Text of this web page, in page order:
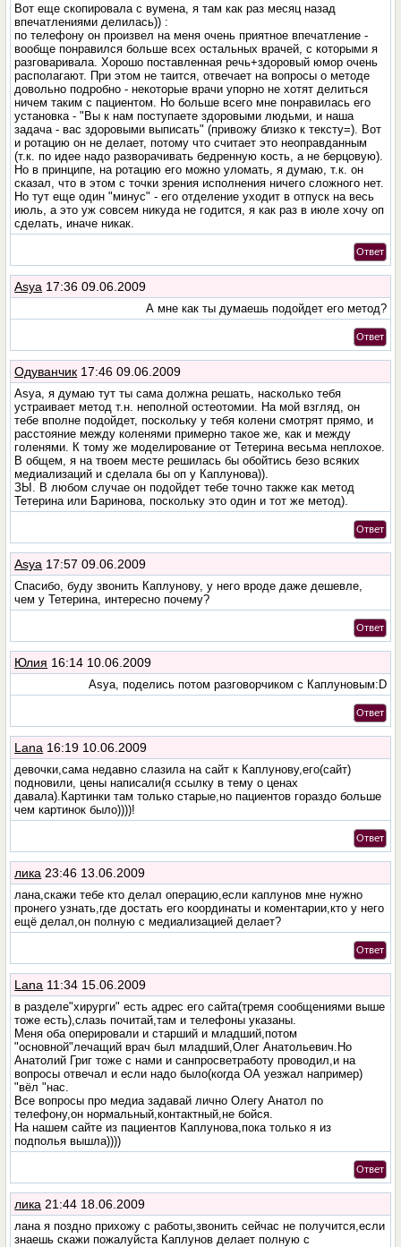
Вот еще скопировала с вумена, я там как раз месяц назад
впечатлениями делилась)) :
по телефону он произвел на меня очень приятное впечатление -
вообще понравился больше всех остальных врачей, с которыми я
разговаривала. Хорошо поставленная речь+здоровый юмор очень
располагают. При этом не таится, отвечает на вопросы о методе
довольно подробно - некоторые врачи упорно не хотят делиться
ничем таким с пациентом. Но больше всего мне понравилась его
установка - "Вы к нам поступаете здоровыми людьми, и наша
задача - вас здоровыми выписать" (привожу близко к тексту=). Вот
и ротацию он не делает, потому что считает это неоправданным
(т.к. по идее надо разворачивать бедренную кость, а не берцовую).
Но в принципе, на ротацию его можно уломать, я думаю, т.к. он
сказал, что в этом с точки зрения исполнения ничего сложного нет.
Но тут еще один "минус" - его отделение уходит в отпуск на весь
июль, а это уж совсем никуда не годится, я как раз в июле хочу оп
сделать, иначе никак.
Ответ
Asya 17:36 09.06.2009
А мне как ты думаешь подойдет его метод?
Ответ
Одуванчик 17:46 09.06.2009
Asya, я думаю тут ты сама должна решать, насколько тебя
устраивает метод т.н. неполной остеотомии. На мой взгляд, он
тебе вполне подойдет, поскольку у тебя колени смотрят прямо, и
расстояние между коленями примерно такое же, как и между
голенями. К тому же моделирование от Тетерина весьма неплохое.
В общем, я на твоем месте решилась бы обойтись безо всяких
медиализаций и сделала бы оп у Каплунова)).
ЗЫ. В любом случае он подойдет тебе точно также как метод
Тетерина или Баринова, поскольку это один и тот же метод).
Ответ
Asya 17:57 09.06.2009
Спасибо, буду звонить Каплунову, у него вроде даже дешевле,
чем у Тетерина, интересно почему?
Ответ
Юлия 16:14 10.06.2009
Asya, поделись потом разговорчиком с Каплуновым:D
Ответ
Lana 16:19 10.06.2009
девочки,сама недавно слазила на сайт к Каплунову,его(сайт)
подновили, цены написали(я ссылку в тему о ценах
давала).Картинки там только старые,но пациентов гораздо больше
чем картинок было))))!
Ответ
лика 23:46 13.06.2009
лана,скажи тебе кто делал операцию,если каплунов мне нужно
пронего узнать,где достать его координаты и коментарии,кто у него
ещё делал,он полную с медиализацией делает?
Ответ
Lana 11:34 15.06.2009
в разделе"хирурги" есть адрес его сайта(тремя сообщениями выше
тоже есть),слазь почитай,там и телефоны указаны.
Меня оба оперировали и старший и младший,потом
"основной"лечащий врач был младший,Олег Анатольевич.Но
Анатолий Григ тоже с нами и санпросветработу проводил,и на
вопросы отвечал и если надо было(когда ОА уезжал например)
"вёл "нас.
Все вопросы про медиа задавай лично Олегу Анатол по
телефону,он нормальный,контактный,не бойся.
На нашем сайте из пациентов Каплунова,пока только я из
подполья вышла))))
Ответ
лика 21:44 18.06.2009
лана я поздно прихожу с работы,звонить сейчас не получится,если
знаешь скажи пожалуйста Каплунов делает полную с